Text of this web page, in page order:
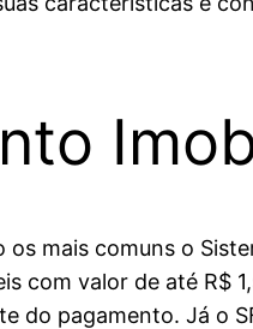
mais comuns o
com valor de até R$
do pagamento. Já o